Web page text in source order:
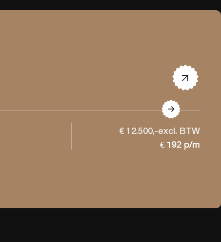
€ 12.500,-excl. BTW
€ 192 p/m